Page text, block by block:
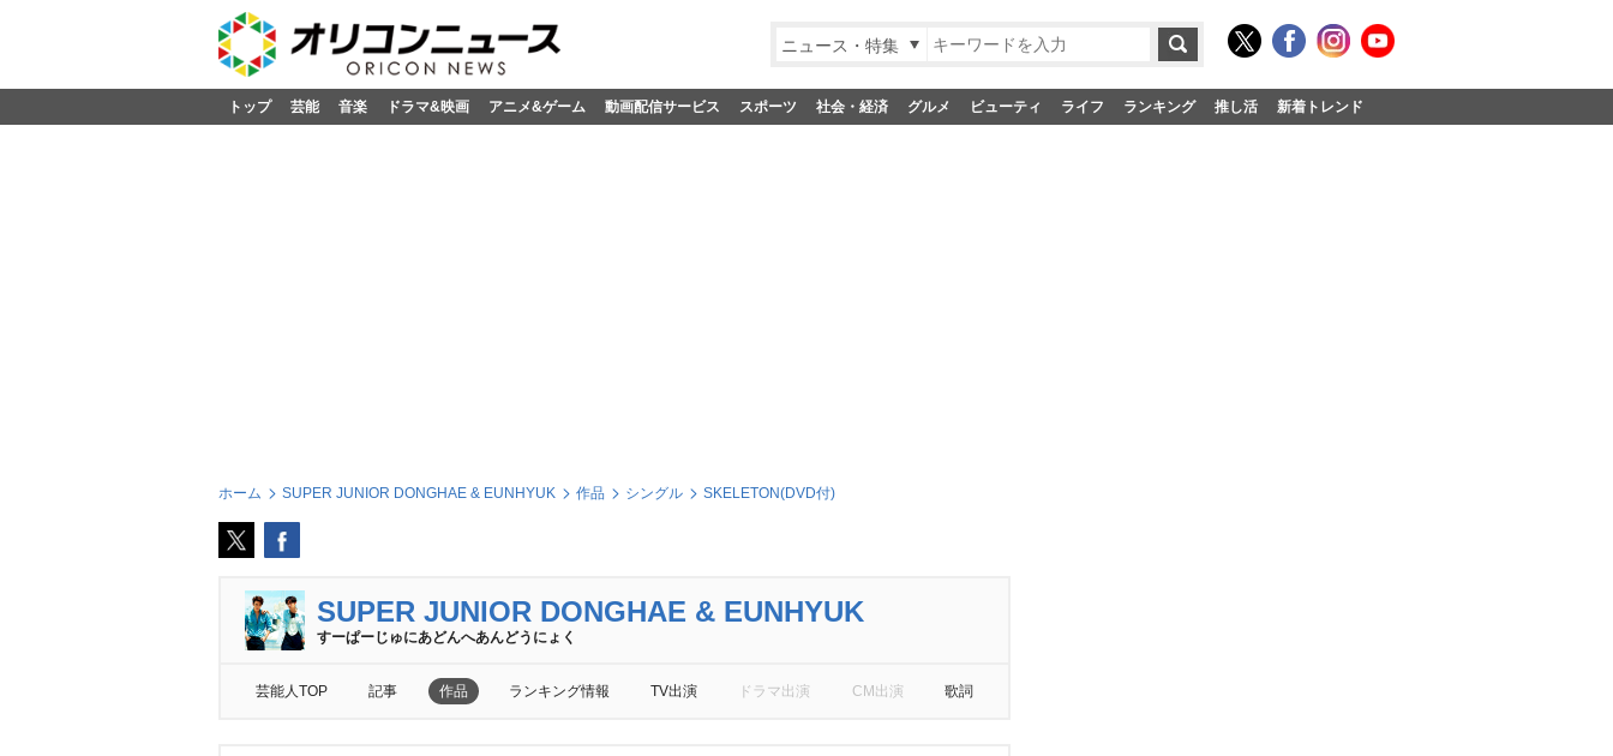
ニュース・特集
トップ 芸能 音楽 ドラマ&映画 アニメ&ゲーム 動画配信サービス スポーツ 社会・経済 グルメ ビューティ ライフ ランキング 推し活 新着トレンド
ホーム SUPER JUNIOR DONGHAE & EUNHYUK 作品 シングル SKELETON(DVD付)
SUPER JUNIOR DONGHAE & EUNHYUK
すーぱーじゅにあどんへあんどうにょく
芸能人TOP 記事 作品 ランキング情報 TV出演 ドラマ出演 CM出演 歌詞